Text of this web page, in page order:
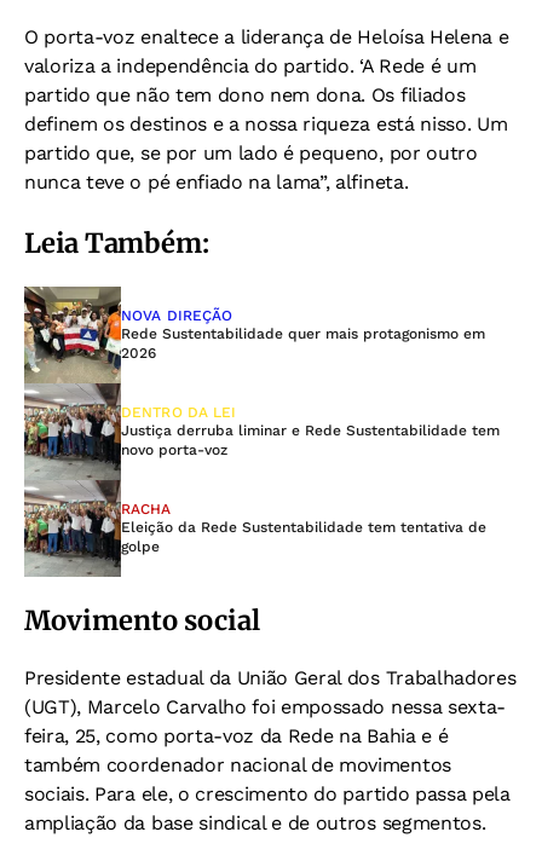
O porta-voz enaltece a liderança de Heloísa Helena e
valoriza a independência do partido. ‘A Rede é um
partido que não tem dono nem dona. Os filiados
definem os destinos e a nossa riqueza está nisso. Um
partido que, se por um lado é pequeno, por outro
nunca teve o pé enfiado na lama”, alfineta.
Leia Também:
NOVA DIREÇÃO
Rede Sustentabilidade quer mais protagonismo em
2026
DENTRO DA LEI
Justiça derruba liminar e Rede Sustentabilidade tem
novo porta-voz
RACHA
Eleição da Rede Sustentabilidade tem tentativa de
golpe
Movimento social
Presidente estadual da União Geral dos Trabalhadores
(UGT), Marcelo Carvalho foi empossado nessa sexta-
feira, 25, como porta-voz da Rede na Bahia e é
também coordenador nacional de movimentos
sociais. Para ele, o crescimento do partido passa pela
ampliação da base sindical e de outros segmentos.